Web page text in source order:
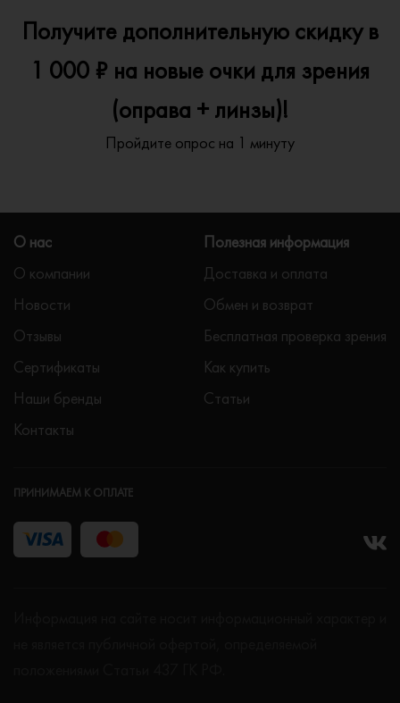
Получите дополнительную скидку в
1 000 ₽ на новые очки для зрения
(оправа + линзы)!
Пройдите опрос на 1 минуту
О нас
О компании
Новости
Отзывы
Сертификаты
Наши бренды
Контакты
Полезная информация
Доставка и оплата
Обмен и возврат
Бесплатная проверка зрения
Как купить
Статьи
ПРИНИМАЕМ К ОПЛАТЕ